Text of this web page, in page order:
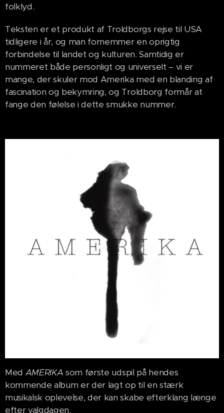
folklyd.
Teksten er et produkt af Troldborgs rejse til USA
tidligere i år, og man fornemmer en oprigtig
forbindelse til landet og kulturen. Samtidig er
nummeret både personligt og universelt – vi er
mange, der skuler mod Amerika med en blanding af
fascination og bekymring, og Troldborg formår at
fange den følelse i dette smukke nummer.
Med AMERIKA som første udspil på hendes
kommende album er der lagt op til en stærk
musikalsk oplevelse, der kan skabe efterklang længe
efter valgdagen.